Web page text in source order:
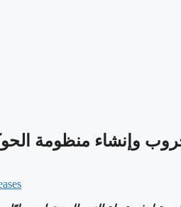
وإنشاء منظومة